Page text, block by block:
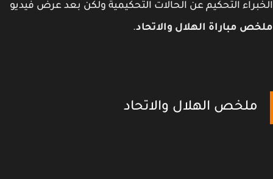
التحكيم عن الحالات التحكيمية ولكن بعد عرض فيديو
مباراة الهلال والاتحاد.
ملخص الهلال والاتحاد